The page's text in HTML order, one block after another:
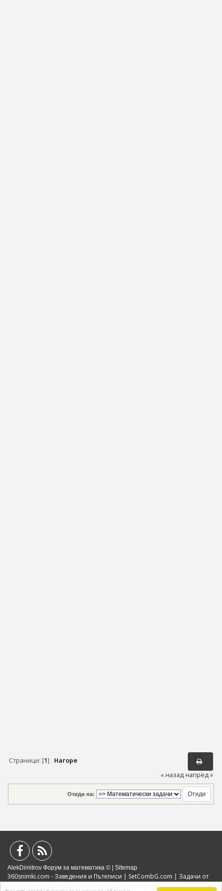
Страници: [1] Нагоре
« назад напред »
Отиди на:
AlekDimitrov Форум за математика © | Sitemap
360snimki.com - Заведения и Пътеписи | SetCombG.com | Задачи от
Математически Състезания|Портал за образование|Политика за